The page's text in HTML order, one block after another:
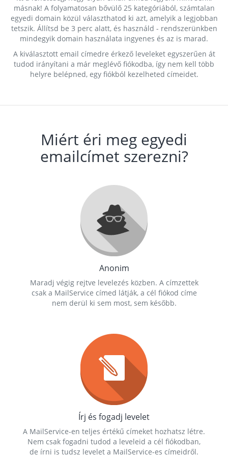
másnak! A folyamatosan bővülő 25 kategóriából, számtalan
egyedi domain közül választhatod ki azt, amelyik a legjobban
tetszik. Állítsd be 3 perc alatt, és használd - rendszerünkben
mindegyik domain használata ingyenes és az is marad.
A kiválasztott email címedre érkező leveleket egyszerűen át
tudod irányítani a már meglévő fiókodba, így nem kell több
helyre belépned, egy fiókból kezelheted címeidet.
Miért éri meg egyedi
emailcímet szerezni?
Anonim
Maradj végig rejtve levelezés közben. A címzettek
csak a MailService címed látják, a cél fiókod címe
nem derül ki sem most, sem később.
Írj és fogadj levelet
A MailService-en teljes értékű címeket hozhatsz létre.
Nem csak fogadni tudod a leveleid a cél fiókodban,
de írni is tudsz levelet a MailService-es címeidről.